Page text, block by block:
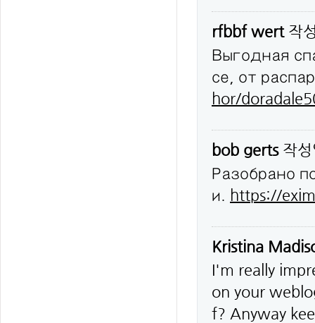
rfbbf wert 작
Выгодная
се, от
hor/
bob gerts작
Разобрано
и.
https://
Kristina
I'm really
on your
f? Anyway